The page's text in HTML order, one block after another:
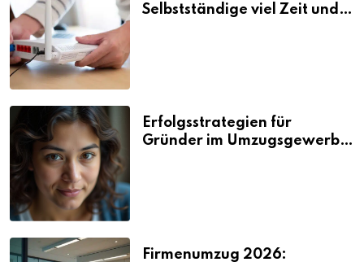
Selbstständige viel Zeit und
Erfolgsstrategien für
Gründer im Umzugsgewerbe
Firmenumzug 2026: